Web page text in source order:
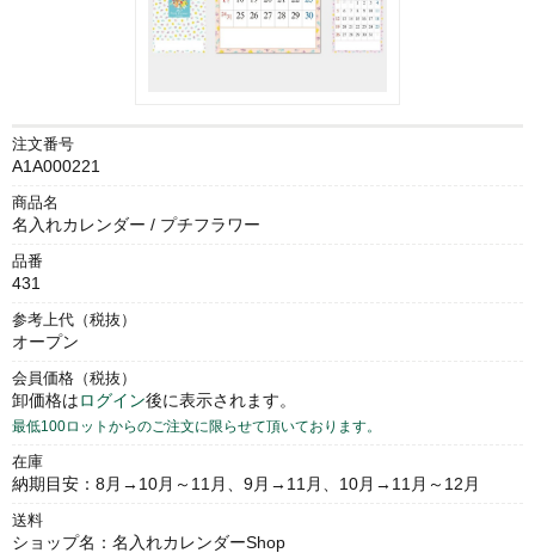
注文番号
A1A000221
商品名
名入れカレンダー / プチフラワー
品番
431
参考上代（税抜）
オープン
会員価格（税抜）
卸価格はログイン後に表示されます。
最低100ロットからのご注文に限らせて頂いております。
在庫
納期目安：8月→10月～11月、9月→11月、10月→11月～12月
送料
ショップ名：名入れカレンダーShop